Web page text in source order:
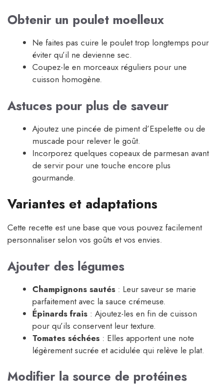
Obtenir un poulet moelleux
Ne faites pas cuire le poulet trop longtemps pour
éviter qu’il ne devienne sec.
Coupez-le en morceaux réguliers pour une
cuisson homogène.
Astuces pour plus de saveur
Ajoutez une pincée de piment d’Espelette ou de
muscade pour relever le goût.
Incorporez quelques copeaux de parmesan avant
de servir pour une touche encore plus
gourmande.
Variantes et adaptations
Cette recette est une base que vous pouvez facilement
personnaliser selon vos goûts et vos envies.
Ajouter des légumes
Champignons sautés : Leur saveur se marie
parfaitement avec la sauce crémeuse.
Épinards frais : Ajoutez-les en fin de cuisson
pour qu’ils conservent leur texture.
Tomates séchées : Elles apportent une note
légèrement sucrée et acidulée qui relève le plat.
Modifier la source de protéines